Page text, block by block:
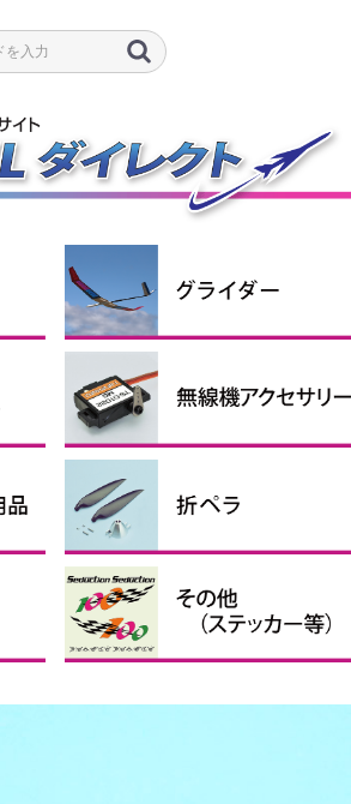
ラダー機
エルロン機
スケール機
グライダーアクセサリー
コンポジットグライダー
PnP・RTFグライダー
コネクタ・シュリンクチュー
ブ
シリコンコード
プロペラアダプター
インナーローターブラシレス
モーター
ブラシモーター・ギアボック
ス
アウターローターブラシレス
モーター
アポロモーター
ブラシレスモータースペアパ
ーツ
電動用モーターマウント
1セル
2セル
3セル
4セルサーボ＆関連パーツ
電圧レギュレーター
受信機アクセサリー
瞬間接着剤・補助剤
その他の接着剤
マイクロバルーン、パテなど
スピンナーハブセット
折ペラ用ハブ
折ペラ用スピンナー
折ペラ用ブレード